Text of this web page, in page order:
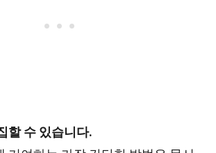
할 수 있습니다.